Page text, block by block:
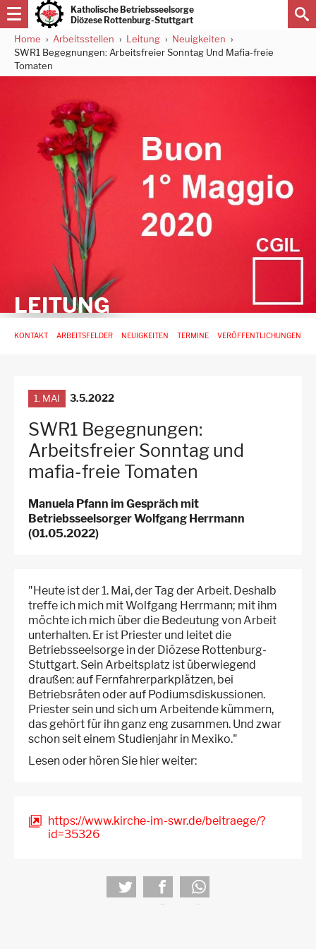
Direkt
zum
Inhalt
Katholische Betriebsseelsorge
Diözese Rottenburg-Stuttgart
Pfadnavigation
Home Arbeitsstellen Leitung
Neuigkeiten
SWR1 Begegnungen: Arbeitsfreier Sonntag Und Mafia-freie
Tomaten
LEITUNG
Hauptnavigation
KONTAKT ARBEITSFELDER NEUIGKEITEN TERMINE VERÖFFENTLICHUNGEN
1. MAI 3.5.2022
SWR1 Begegnungen:
Arbeitsfreier Sonntag und
mafia-freie Tomaten
Manuela Pfann im Gespräch mit
Betriebsseelsorger Wolfgang Herrmann
(01.05.2022)
"Heute ist der 1. Mai, der Tag der Arbeit. Deshalb
treffe ich mich mit Wolfgang Herrmann; mit ihm
möchte ich mich über die Bedeutung von Arbeit
unterhalten. Er ist Priester und leitet die
Betriebsseelsorge in der Diözese Rottenburg-
Stuttgart. Sein Arbeitsplatz ist überwiegend
draußen: auf Fernfahrerparkplätzen, bei
Betriebsräten oder auf Podiumsdiskussionen.
Priester sein und sich um Arbeitende kümmern,
das gehört für ihn ganz eng zusammen. Und zwar
schon seit einem Studienjahr in Mexiko."
Lesen oder hören Sie hier weiter:
https://www.kirche-im-swr.de/beitraege/?
id=35326
teilen teilen